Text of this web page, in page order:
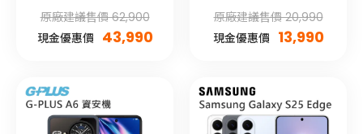
原廠建議售價 62,900
現金優惠價 43,990
原廠建議售價 20,990
現金優惠價 13,990